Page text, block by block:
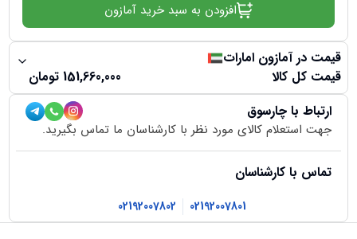
افزودن به سبد خرید آمازون
قیمت در آمازون امارات
قیمت کل کالا
151,660,000 تومان
ارتباط با چارسوق
جهت استعلام کالای مورد نظر با کارشناسان ما تماس بگیرید.
تماس با کارشناسان
02192007801
02192007802